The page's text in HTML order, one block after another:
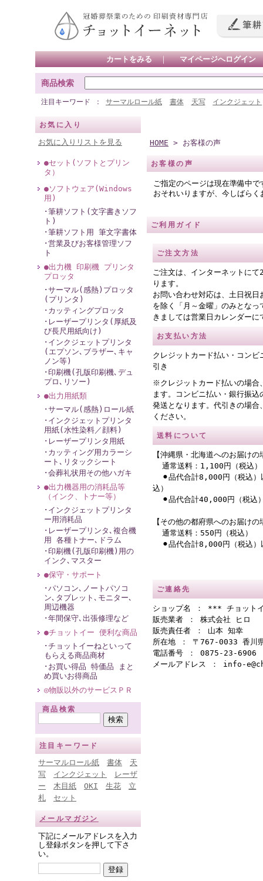
カートをみる ｜ マイページへログイン
商品検索
注目キーワード サーマルロール紙 書体 天写 インクジェット
お気に入り
お気に入りリストを見る
●セット(ソフトとプリン
タ）
●ソフトウェア(Windows
用)
･筆耕ソフト(文字書きソフ
ト)
･筆耕ソフト用 筆文字書体
･営業及びお客様管理ソフ
ト
●出力機 印刷機 プリンタ
プロッタ
･サーマル(感熱)プロッタ
(プリンタ)
･カッティングプロッタ
･レーザープリンタ(厚紙及
び長尺用紙向け)
･インクジェットプリンタ
(エプソン､ブラザー､キャ
ノン等)
･印刷機(孔版印刷機､デュ
プロ､リソー)
●出力用紙類
･サーマル(感熱)ロール紙
･インクジェットプリンタ
用紙(水性染料／顔料)
･レーザープリンタ用紙
･カッティング用カラーシ
ート､リタックシート
･会葬礼状用その他ハガキ
●出力機器用の消耗品等
（インク、トナー等）
･インクジェットプリンタ
ー用消耗品
･レーザープリンタ､複合機
用 各種トナー､ドラム
･印刷機(孔版印刷機)用の
インク､マスター
●保守・サポート
･パソコン､ノートパソコ
ン､タブレット､モニター､
周辺機器
･年間保守､出張修理など
●チョットイー 便利な商品
･チョットイーねといって
もらえる商品商材
･お買い得品 特価品 まと
め買いお得商品
◎物販以外のサービスＰＲ
商品検索
注目キーワード
サーマルロール紙 書体
天
写
インクジェット
レーザ
ー
木目紙 OKI 生花
立
札
セット
メールマガジン
下記にメールアドレスを入力
し登録ボタンを押して下さ
い。
HOME > お客様の声
お客様の声
ご指定のページは現在準備中で
おそれいりますが、今しばらく
ご利用ガイド
ご注文方法
ご注文は、インターネットに
ります。
お問い合わせ対応は、土日祝日
を除く「月～金曜」のみとなっ
きましては営業日カレンダーに
お支払い方法
クレジットカード払い・コンビ
引き
※クレジットカード払いの場合
ます。コンビニ払い・銀行振
発送となります。代引きの場合
ください。
送料について
【沖縄県・北海道へのお届けの
通常送料：1,100円（税込）
⚫︎品代合計8,000円（税込）
込）
⚫︎品代合計40,000円（税込
【その他の都府県へのお届けの
通常送料：550円（税込）
⚫︎品代合計8,000円（税込）
ご連絡先
ショップ名 ： *** チョット
販売業者 ： 株式会社 ヒロ
販売責任者 ： 山本 知幸
所在地 ： 〒767-0033 香川
電話番号 ： 0875-23-6906
メールアドレス ： info-